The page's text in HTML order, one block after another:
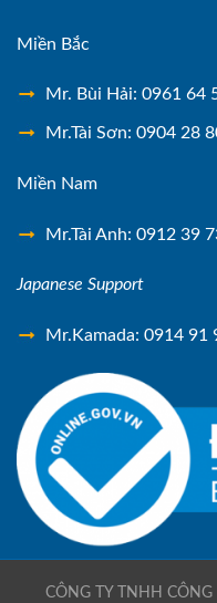
Miền Bắc
Mr. Bùi Hải: 0961 64
Mr.Tài Sơn: 0904 28
Miền Nam
Mr.Tài Anh: 0912 39
Japanese Support
Mr.Kamada: 0914 91
CÔNG TY TNHH